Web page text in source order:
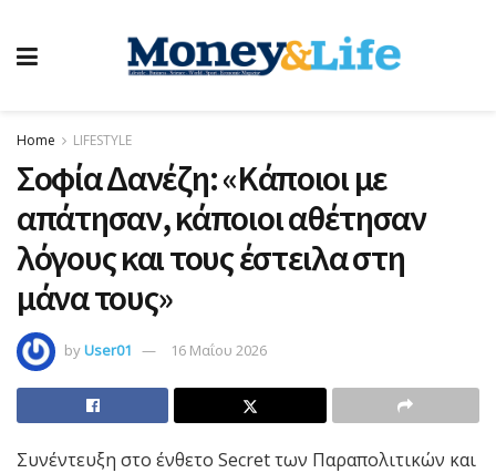
Home LIFESTYLE
Σοφία Δανέζη: «Κάποιοι µε
απάτησαν, κάποιοι αθέτησαν
λόγους και τους έστειλα στη
µάνα τους»
byUser01 16 Μαΐου 2026
Συνέντευξη στο ένθετο Secret των Παραπολιτικών και